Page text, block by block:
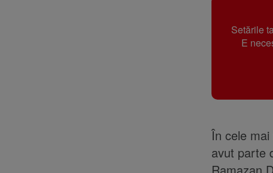
Setările
E
În cele
avut parte